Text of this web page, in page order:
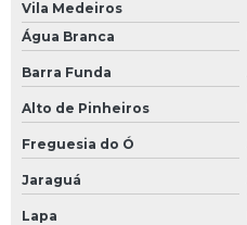
Mini cpu industrial
Modulo de clp
Módulo de comunicação plc
Módulo de comunicação profibus
Módulo de controle eletrônico
Vila Medeiros
Água Branca
Barra Funda
Alto de Pinheiros
Freguesia do Ó
Jaraguá
Lapa